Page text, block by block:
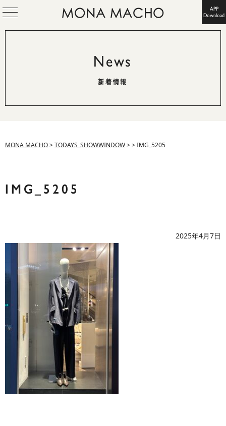
APP
Download
News
新着情報
MONA MACHO>TODAYS_SHOWWINDOW>>IMG_5205
IMG_5205
2025年4月7日